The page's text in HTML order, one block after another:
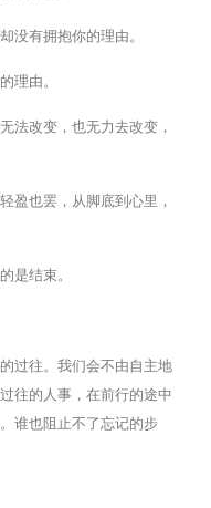
没有拥抱你的理由。
理由。
法改变，也无力去改变，
盈也罢，从脚底到心里，
是结束。
过往。我们会不由自主地
往的人事，在前行的途中
谁也阻止不了忘记的步